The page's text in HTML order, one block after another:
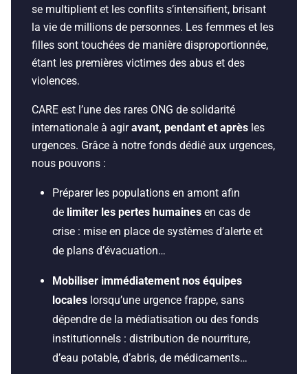
se multiplient et les conflits s’intensifient, brisant
la vie de millions de personnes. Les femmes et les
filles sont touchées de manière disproportionnée,
étant les premières victimes des abus et des
violences.
CARE est l’une des rares ONG de solidarité
internationale à agiravant, pendant et après les
urgences. Grâce à notre fonds dédié aux urgences,
nous pouvons :
Préparer les populations en amont afin
de limiter les pertes humaines en cas de
crise : mise en place de systèmes d’alerte et
de plans d’évacuation…
Mobiliser immédiatement nos équipes
locales lorsqu’une urgence frappe, sans
dépendre de la médiatisation ou des fonds
institutionnels : distribution de nourriture,
d’eau potable, d’abris, de médicaments…